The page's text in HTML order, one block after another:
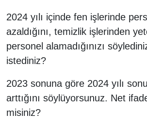
2024 yılı içinde fen işlerinde
azaldığını, temizlik işlerinden
personel alamadığınızı
istediniz?
2023 sonuna göre 2024 yılı
arttığını söylüyorsunuz. Net
misiniz?